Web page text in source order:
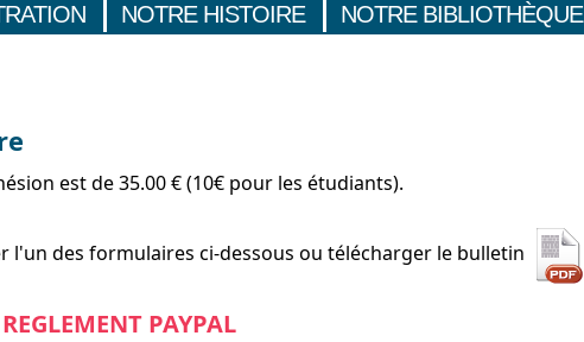
NOTRE HISTOIRE NOTRE BIBLIOTHÈQUE
est de 35.00 € (10€ pour les étudiants).
l'un des formulaires ci-dessous ou télécharger le bulletin
REGLEMENT PAYPAL